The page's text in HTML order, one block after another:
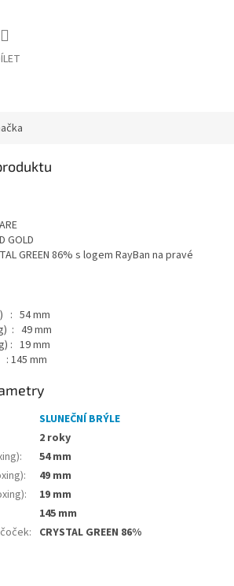
GOLD
GREEN 86% s logem RayBan na pravé
: 54 mm
: 49 mm
: 19 mm
mm
SLUNEČNÍ BRÝLE
2 roky
:
54 mm
:
49 mm
:
19 mm
145 mm
: CRYSTAL GREEN 86%